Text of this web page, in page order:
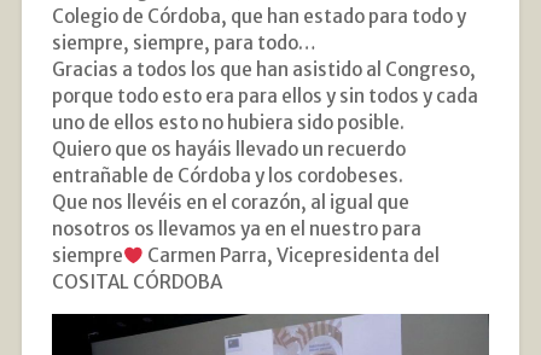
Colegio de Córdoba, que han estado para todo y
siempre, siempre, para todo…
Gracias a todos los que han asistido al Congreso,
porque todo esto era para ellos y sin todos y cada
uno de ellos esto no hubiera sido posible.
Quiero que os hayáis llevado un recuerdo
entrañable de Córdoba y los cordobeses.
Que nos llevéis en el corazón, al igual que
nosotros os llevamos ya en el nuestro para
siempre
Carmen Parra, Vicepresidenta del
COSITAL CÓRDOBA